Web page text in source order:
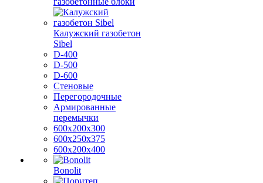
Калужский газобетон
Sibel
D-400
D-500
D-600
Стеновые
Перегородочные
Армированные
перемычки
600х200х300
600х250х375
600х200х400
Bonolit